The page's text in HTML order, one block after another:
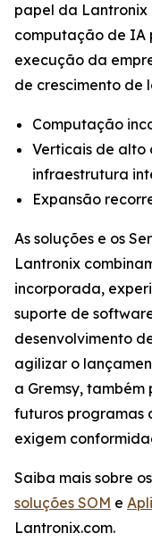
papel da
computação de IA
execução da
de crescimento de
Computação
Verticais de alto
infraestrutura
Expansão
As soluções e os
Lantronix
incorporada,
suporte de
desenvolvimento
agilizar o
a Gremsy,
futuros programas
exigem
Saiba mais sobre os
soluções SOM e
Lantronix.com.